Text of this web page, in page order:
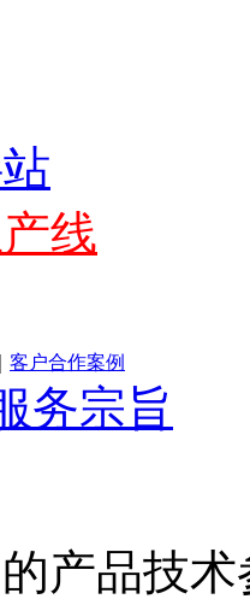
线
客户合作案例
务宗旨
产品技